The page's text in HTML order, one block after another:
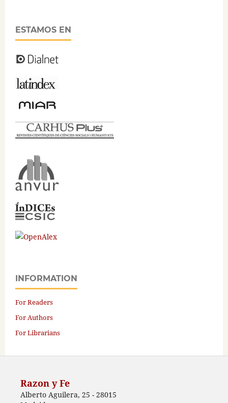
ESTAMOS EN
INFORMATION
For Readers
For Authors
For Librarians
Razon y Fe
Alberto Aguilera, 25 - 28015